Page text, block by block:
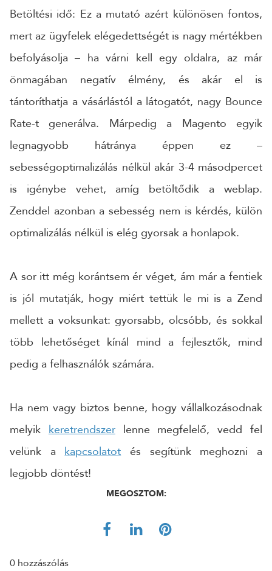
Betöltési idő: Ez a mutató azért különösen fontos,
mert az ügyfelek elégedettségét is nagy mértékben
befolyásolja – ha várni kell egy oldalra, az már
önmagában negatív élmény, és akár el is
tántoríthatja a vásárlástól a látogatót, nagy Bounce
Rate-t generálva. Márpedig a Magento egyik
legnagyobb hátránya éppen ez –
sebességoptimalizálás nélkül akár 3-4 másodpercet
is igénybe vehet, amíg betöltődik a weblap.
Zenddel azonban a sebesség nem is kérdés, külön
optimalizálás nélkül is elég gyorsak a honlapok.
A sor itt még korántsem ér véget, ám már a fentiek
is jól mutatják, hogy miért tettük le mi is a Zend
mellett a voksunkat: gyorsabb, olcsóbb, és sokkal
több lehetőséget kínál mind a fejlesztők, mind
pedig a felhasználók számára.
Ha nem vagy biztos benne, hogy vállalkozásodnak
melyikkeretrendszerlenne megfelelő, vedd fel
velünk akapcsolatotés segítünk meghozni a
legjobb döntést!
MEGOSZTOM:
0 hozzászólás